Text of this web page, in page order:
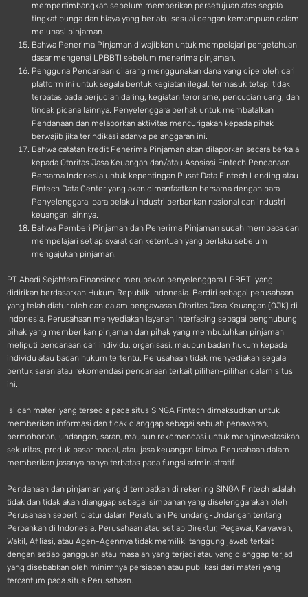
mempertimbangkan sebelum memberikan persetujuan atas segala
tingkat bunga dan biaya yang berlaku sesuai dengan kemampuan dalam
melunasi pinjaman.
Bahwa Penerima Pinjaman diwajibkan untuk mempelajari pengetahuan
dasar mengenai LPBBTI sebelum menerima pinjaman.
Pengguna Pendanaan dilarang menggunakan dana yang diperoleh dari
platform ini untuk segala bentuk kegiatan ilegal, termasuk tetapi tidak
terbatas pada perjudian daring, kegiatan terorisme, pencucian uang, dan
tindak pidana lainnya. Penyelenggara berhak untuk membatalkan
Pendanaan dan melaporkan aktivitas mencurigakan kepada pihak
berwajib jika terindikasi adanya pelanggaran ini.
Bahwa catatan kredit Penerima Pinjaman akan dilaporkan secara berkala
kepada Otoritas Jasa Keuangan dan/atau Asosiasi Fintech Pendanaan
Bersama Indonesia untuk kepentingan Pusat Data Fintech Lending atau
Fintech Data Center yang akan dimanfaatkan bersama dengan para
Penyelenggara, para pelaku industri perbankan nasional dan industri
keuangan lainnya.
Bahwa Pemberi Pinjaman dan Penerima Pinjaman sudah membaca dan
mempelajari setiap syarat dan ketentuan yang berlaku sebelum
mengajukan pinjaman.
PT Abadi Sejahtera Finansindo merupakan penyelenggara LPBBTI yang
didirikan berdasarkan Hukum Republik Indonesia. Berdiri sebagai perusahaan
yang telah diatur oleh dan dalam pengawasan Otoritas Jasa Keuangan (OJK) di
Indonesia, Perusahaan menyediakan layanan interfacing sebagai penghubung
pihak yang memberikan pinjaman dan pihak yang membutuhkan pinjaman
meliputi pendanaan dari individu, organisasi, maupun badan hukum kepada
individu atau badan hukum tertentu. Perusahaan tidak menyediakan segala
bentuk saran atau rekomendasi pendanaan terkait pilihan-pilihan dalam situs
ini.
Isi dan materi yang tersedia pada situs SINGA Fintech dimaksudkan untuk
memberikan informasi dan tidak dianggap sebagai sebuah penawaran,
permohonan, undangan, saran, maupun rekomendasi untuk menginvestasikan
sekuritas, produk pasar modal, atau jasa keuangan lainya. Perusahaan dalam
memberikan jasanya hanya terbatas pada fungsi administratif.
Pendanaan dan pinjaman yang ditempatkan di rekening SINGA Fintech adalah
tidak dan tidak akan dianggap sebagai simpanan yang diselenggarakan oleh
Perusahaan seperti diatur dalam Peraturan Perundang-Undangan tentang
Perbankan di Indonesia. Perusahaan atau setiap Direktur, Pegawai, Karyawan,
Wakil, Afiliasi, atau Agen-Agennya tidak memiliki tanggung jawab terkait
dengan setiap gangguan atau masalah yang terjadi atau yang dianggap terjadi
yang disebabkan oleh minimnya persiapan atau publikasi dari materi yang
tercantum pada situs Perusahaan.